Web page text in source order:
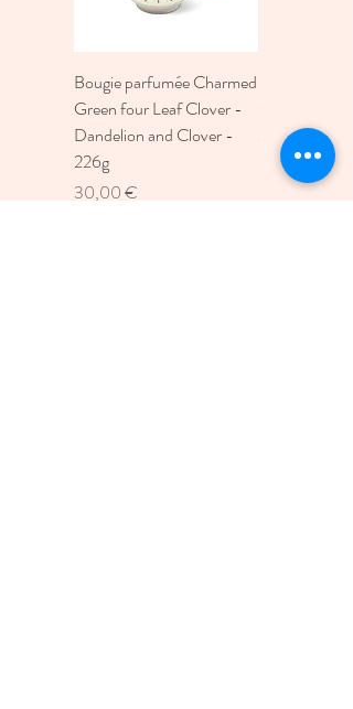
Bougie parfumée Charmed
Green four Leaf Clover -
Dandelion and Clover -
226g
Prix
30,00 €
Moon
Prix
30,00 €